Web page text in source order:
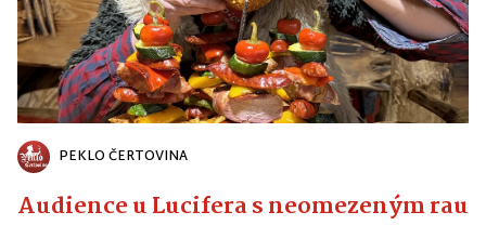
PEKLO ČERTOVINA
Audience u Lucifera s neomezeným